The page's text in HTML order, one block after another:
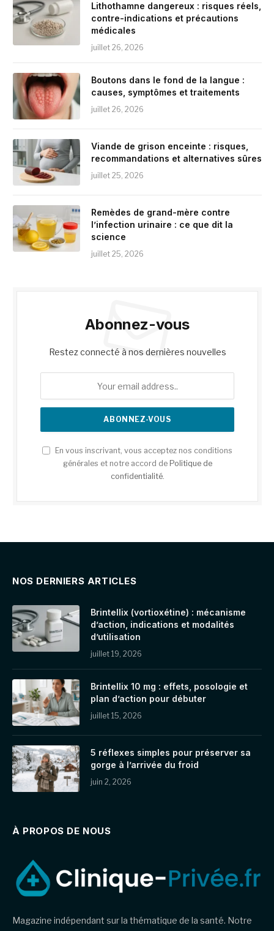
Lithothamne dangereux : risques réels,
contre-indications et précautions
médicales
juillet 26, 2026
Boutons dans le fond de la langue :
causes, symptômes et traitements
juillet 26, 2026
Viande de grison enceinte : risques,
recommandations et alternatives sûres
juillet 25, 2026
Remèdes de grand-mère contre
l’infection urinaire : ce que dit la
science
juillet 25, 2026
Abonnez-vous
Restez connecté à nos dernières nouvelles
En vous inscrivant, vous acceptez nos conditions
générales et notre accord de Politique de
confidentialité.
NOS DERNIERS ARTICLES
Brintellix (vortioxétine) : mécanisme
d’action, indications et modalités
d’utilisation
juillet 19, 2026
Brintellix 10 mg : effets, posologie et
plan d’action pour débuter
juillet 15, 2026
5 réflexes simples pour préserver sa
gorge à l’arrivée du froid
juin 2, 2026
À PROPOS DE NOUS
Magazine indépendant sur la thématique de la santé. Notre